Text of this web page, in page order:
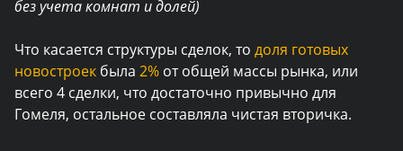
без учета комнат и долей)
Что касается структуры сделок, то доля готовых
новостроек была 2% от общей массы рынка, или
всего 4 сделки, что достаточно привычно для
Гомеля, остальное составляла чистая вторичка.